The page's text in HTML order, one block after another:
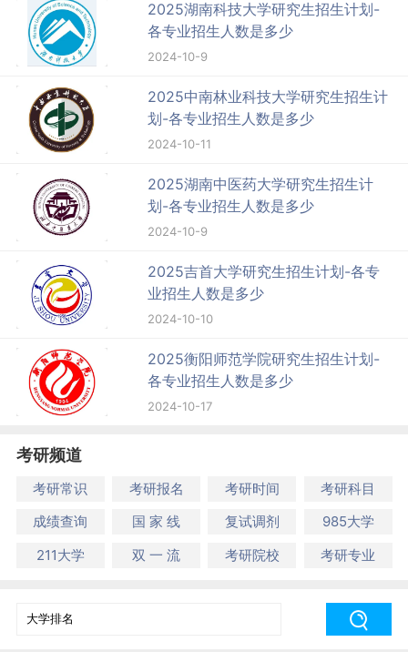
2025湖南科技大学研究生招生计划-
各专业招生人数是多少
2024-10-9
2025中南林业科技大学研究生招生计
划-各专业招生人数是多少
2024-10-11
2025湖南中医药大学研究生招生计
划-各专业招生人数是多少
2024-10-9
2025吉首大学研究生招生计划-各专
业招生人数是多少
2024-10-10
2025衡阳师范学院研究生招生计划-
各专业招生人数是多少
2024-10-17
考研频道
考研常识 考研报名 考研时间
考研科目
成绩查询
国 家 线 复试调剂
985大学
211大学
双 一 流 考研院校 考研专业